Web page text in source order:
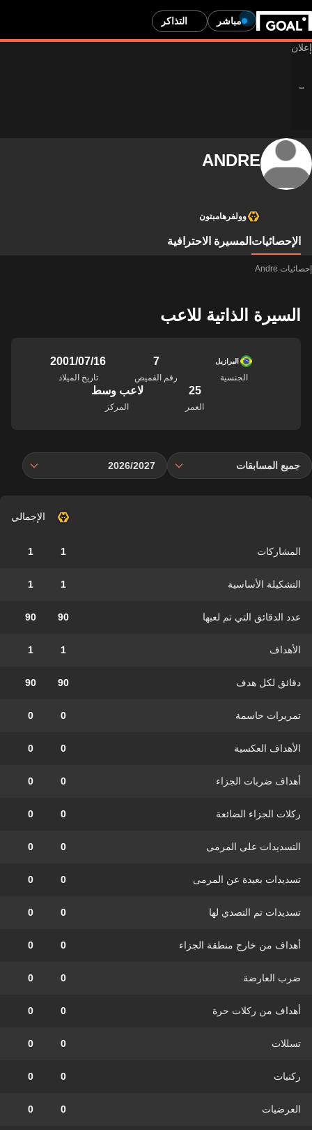
مباشر التذاكر
ANDRE
وولفرهامبتون
الإحصائيات المسيرة الاحترافية
إحصائيات Andre
السيرة الذاتية للاعب
البرازيل
الجنسية
7
رقم القميص
16‏/07‏/2001
تاريخ الميلاد
25
العمر
لاعب وسط
المركز
جميع المسابقات 2026/2027
الإجمالي
المشاركات 1
1
التشكيلة الأساسية 1
1
عدد الدقائق التي تم لعبها 90
90
الأهداف 1
1
دقائق لكل هدف 90
90
تمريرات حاسمة 0
0
الأهداف العكسية 0
0
أهداف ضربات الجزاء 0
0
ركلات الجزاء الضائعة 0
0
التسديدات على المرمى 0
0
تسديدات بعيدة عن المرمى 0
0
تسديدات تم التصدي لها 0
0
أهداف من خارج منطقة الجزاء 0
0
ضرب العارضة 0
0
أهداف من ركلات حرة 0
0
تسللات 0
0
ركنيات 0
0
العرضيات 0
0